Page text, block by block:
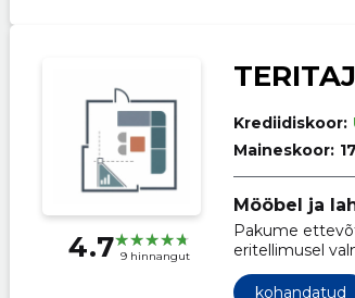
4.7 9 hinnangut
Krediidiskoor:
Maineskoor:
Mööbel ja
Pakume
eritellimusel
kasutuse järgi.
kohandatud